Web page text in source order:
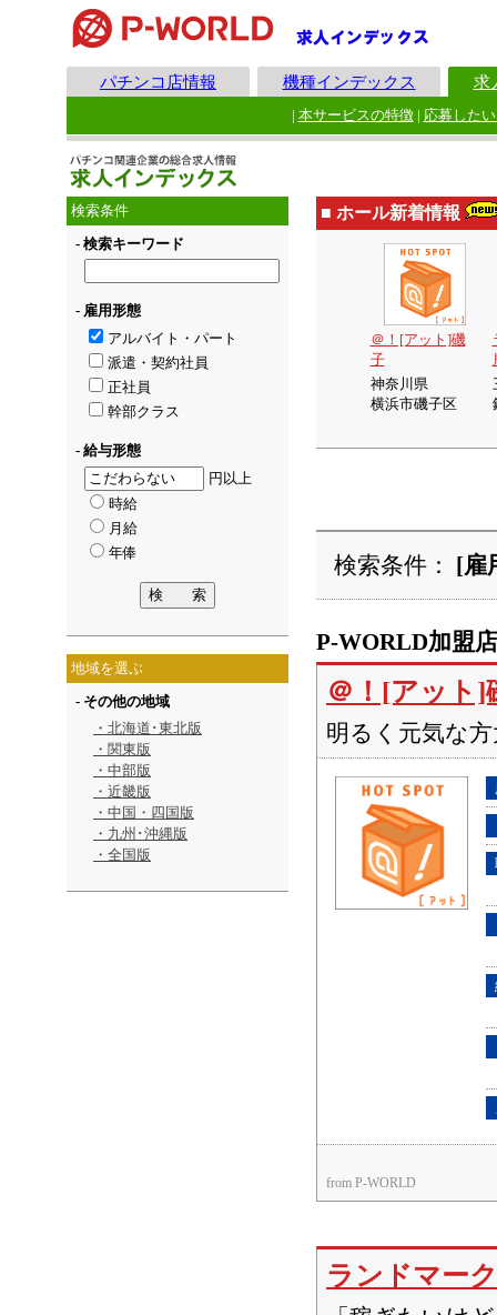
パチンコ店情報 機種インデックス 求
| 本サービスの特徴| 応募した
検索条件
- 検索キーワード
- 雇用形態
アルバイト・パート
派遣・契約社員
正社員
幹部クラス
- 給与形態
円以上
時給
月給
年俸
地域を選ぶ
- その他の地域
・北海道･東北版
・関東版
・中部版
・近畿版
・中国・四国版
・九州･沖縄版
・全国版
■ ホール新着情報
＠！[アット]磯
子
神奈川県
横浜市磯子区
検索条件： [雇
P-WORLD加盟
＠！[アット]
明るく元気な
from P-WORLD
ランドマー